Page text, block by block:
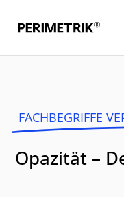
FACHBEGRIFFE
Opazität –